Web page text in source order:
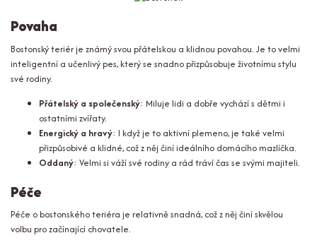
Povaha
Bostonský teriér je známý svou přátelskou a klidnou povahou. Je to velmi
inteligentní a učenlivý pes, který se snadno přizpůsobuje životnímu stylu
své rodiny.
Přátelský a společenský: Miluje lidi a dobře vychází s dětmi i
ostatními zvířaty.
Energický a hravý: I když je to aktivní plemeno, je také velmi
přizpůsobivé a klidné, což z něj činí ideálního domácího mazlíčka.
Oddaný: Velmi si váží své rodiny a rád tráví čas se svými majiteli.
Péče
Péče o bostonského teriéra je relativně snadná, což z něj činí skvělou
volbu pro začínající chovatele.